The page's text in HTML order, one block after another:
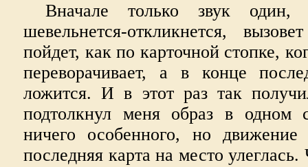
Вначале только звук
шевельнется-откликнется,
пойдет, как по карточной стопке,
переворачивает, а в конце
ложится. И в этот раз так
подтолкнул меня образ в одном
ничего особенного, но
последняя карта на место